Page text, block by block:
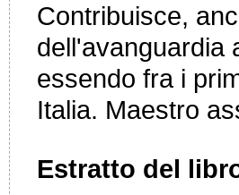
Contribuisce,
dell'avanguardia
essendo fra i
Italia. Maestro
Estratto del